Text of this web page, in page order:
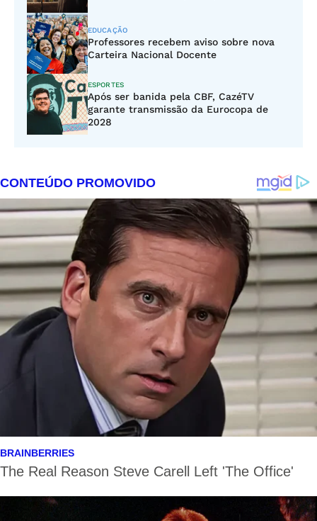
EDUCAÇÃO
Professores recebem aviso sobre nova
Carteira Nacional Docente
ESPORTES
Após ser banida pela CBF, CazéTV
garante transmissão da Eurocopa de
2028